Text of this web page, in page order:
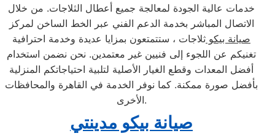
خدمات عالية الجودة لمعالجة جميع أعطال الثلاجات. من خلال
الاتصال المباشر بخدمة الدعم الفني عبر الخط الساخن لمركز
صيانة بيكو ثلاجات ، ستتمتعون بمزايا عديدة وخدمة احترافية
تغنيكم عن اللجوء إلى فنيين غير معتمدين. نحن نضمن استخدام
أفضل المعدات وقطع الغيار الأصلية لتلبية احتياجاتكم المنزلية
بأفضل صورة ممكنة. كما نوفر الخدمة في القاهرة والمحافظات
الأخرى.
صيانة بيكو مدينتي